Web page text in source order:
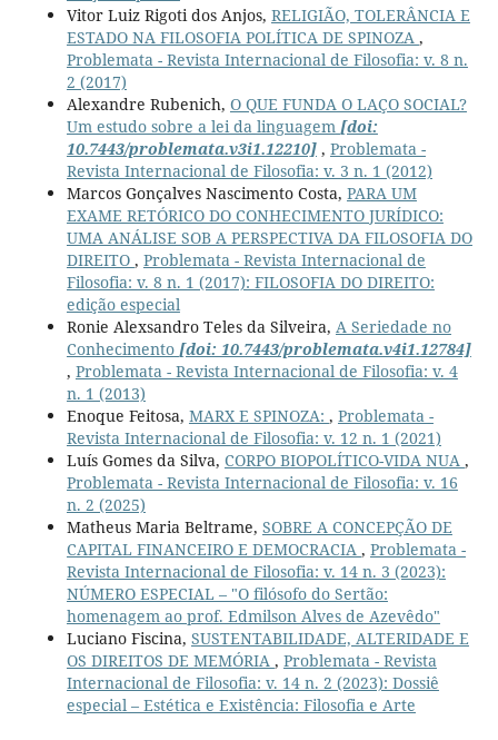
Vitor Luiz Rigoti dos Anjos, RELIGIÃO, TOLERÂNCIA E
ESTADO NA FILOSOFIA POLÍTICA DE SPINOZA ,
Problemata - Revista Internacional de Filosofia: v. 8 n.
2 (2017)
Alexandre Rubenich, O QUE FUNDA O LAÇO SOCIAL?
Um estudo sobre a lei da linguagem [doi:
10.7443/problemata.v3i1.12210], Problemata -
Revista Internacional de Filosofia: v. 3 n. 1 (2012)
Marcos Gonçalves Nascimento Costa, PARA UM
EXAME RETÓRICO DO CONHECIMENTO JURÍDICO:
UMA ANÁLISE SOB A PERSPECTIVA DA FILOSOFIA DO
DIREITO , Problemata - Revista Internacional de
Filosofia: v. 8 n. 1 (2017): FILOSOFIA DO DIREITO:
edição especial
Ronie Alexsandro Teles da Silveira, A Seriedade no
Conhecimento [doi: 10.7443/problemata.v4i1.12784]
, Problemata - Revista Internacional de Filosofia: v. 4
n. 1 (2013)
Enoque Feitosa, MARX E SPINOZA: , Problemata -
Revista Internacional de Filosofia: v. 12 n. 1 (2021)
Luís Gomes da Silva, CORPO BIOPOLÍTICO-VIDA NUA ,
Problemata - Revista Internacional de Filosofia: v. 16
n. 2 (2025)
Matheus Maria Beltrame, SOBRE A CONCEPÇÃO DE
CAPITAL FINANCEIRO E DEMOCRACIA , Problemata -
Revista Internacional de Filosofia: v. 14 n. 3 (2023):
NÚMERO ESPECIAL – "O filósofo do Sertão:
homenagem ao prof. Edmilson Alves de Azevêdo"
Luciano Fiscina, SUSTENTABILIDADE, ALTERIDADE E
OS DIREITOS DE MEMÓRIA , Problemata - Revista
Internacional de Filosofia: v. 14 n. 2 (2023): Dossiê
especial – Estética e Existência: Filosofia e Arte